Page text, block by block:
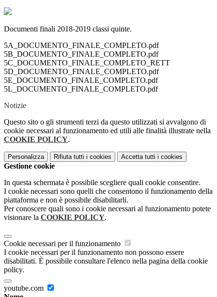
Documenti finali 2018-2019 classi quinte.
5A_DOCUMENTO_FINALE_COMPLETO.pdf
5B_DOCUMENTO_FINALE_COMPLETO.pdf
5C_DOCUMENTO_FINALE_COMPLETO_RETT
5D_DOCUMENTO_FINALE_COMPLETO.pdf
5E_DOCUMENTO_FINALE_COMPLETO.pdf
5L_DOCUMENTO_FINALE_COMPLETO.pdf
Notizie
Questo sito o gli strumenti terzi da questo utilizzati si avvalgono di
cookie necessari al funzionamento ed utili alle finalità illustrate nella
COOKIE POLICY.
Personalizza Rifiuta tutti i cookies Accetta tutti i cookies
Gestione cookie
In questa schermata è possibile scegliere quali cookie consentire.
I cookie necessari sono quelli che consentono il funzionamento della
piattaforma e non è possibile disabilitarli.
Per conoscere quali sono i cookie necessari al funzionamento potete
visionare la COOKIE POLICY.
Cookie necessari per il funzionamento
I cookie necessari per il funzionamento non possono essere
disabilitati. È possibile consultare l'elenco nella pagina della cookie
policy.
youtube.com